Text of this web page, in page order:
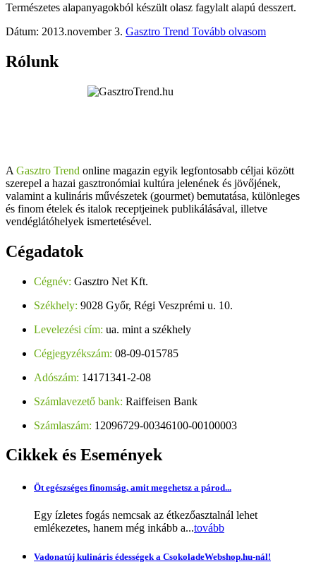
Természetes alapanyagokból készült olasz fagylalt alapú desszert.
Dátum: 2013.november 3. Gasztro Trend Tovább olvasom
Rólunk
A Gasztro Trend online magazin egyik legfontosabb céljai között
szerepel a hazai gasztronómiai kultúra jelenének és jövőjének,
valamint a kulináris művészetek (gourmet) bemutatása, különleges
és finom ételek és italok receptjeinek publikálásával, illetve
vendéglátóhelyek ismertetésével.
Cégadatok
Cégnév: Gasztro Net Kft.
Székhely: 9028 Győr, Régi Veszprémi u. 10.
Levelezési cím: ua. mint a székhely
Cégjegyzékszám: 08-09-015785
Adószám: 14171341-2-08
Számlavezető bank: Raiffeisen Bank
Számlaszám: 12096729-00346100-00100003
Cikkekés Események
Öt egészséges finomság, amit megehetsz a párod...
Egy ízletes fogás nemcsak az étkezőasztalnál lehet
emlékezetes, hanem még inkább a...tovább
Vadonatúj kulináris édességek a CsokoladeWebshop.hu-nál!